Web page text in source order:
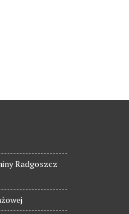
Radgoszcz